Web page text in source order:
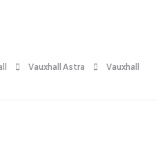
Vauxhall Astra
Vauxhall